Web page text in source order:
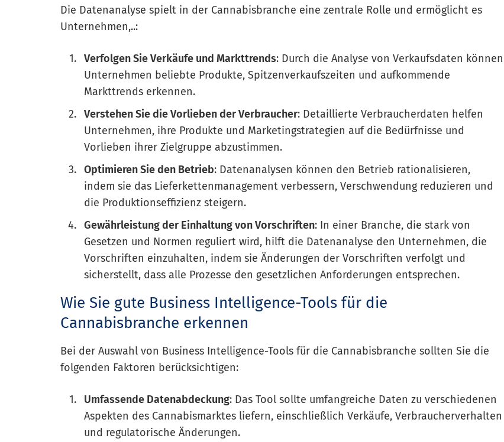
Die Datenanalyse spielt in der Cannabisbranche eine zentrale Rolle und ermöglicht es
Unternehmen,..:
Verfolgen Sie Verkäufe und Markttrends: Durch die Analyse von Verkaufsdaten können
Unternehmen beliebte Produkte, Spitzenverkaufszeiten und aufkommende
Markttrends erkennen.
Verstehen Sie die Vorlieben der Verbraucher: Detaillierte Verbraucherdaten helfen
Unternehmen, ihre Produkte und Marketingstrategien auf die Bedürfnisse und
Vorlieben ihrer Zielgruppe abzustimmen.
Optimieren Sie den Betrieb: Datenanalysen können den Betrieb rationalisieren,
indem sie das Lieferkettenmanagement verbessern, Verschwendung reduzieren und
die Produktionseffizienz steigern.
Gewährleistung der Einhaltung von Vorschriften: In einer Branche, die stark von
Gesetzen und Normen reguliert wird, hilft die Datenanalyse den Unternehmen, die
Vorschriften einzuhalten, indem sie Änderungen der Vorschriften verfolgt und
sicherstellt, dass alle Prozesse den gesetzlichen Anforderungen entsprechen.
Wie Sie gute Business Intelligence-Tools für die
Cannabisbranche erkennen
Bei der Auswahl von Business Intelligence-Tools für die Cannabisbranche sollten Sie die
folgenden Faktoren berücksichtigen:
Umfassende Datenabdeckung: Das Tool sollte umfangreiche Daten zu verschiedenen
Aspekten des Cannabismarktes liefern, einschließlich Verkäufe, Verbraucherverhalten
und regulatorische Änderungen.